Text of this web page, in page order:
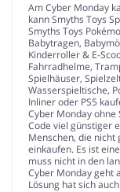
Am Cyber Monday
kann Smyths Toys
Smyths Toys
Babytragen,
Kinderroller & E-
Fahrradhelme,
Spielhäuser,
Wasserspieltische,
Inliner oder PS5
Cyber Monday ohne
Code viel günstiger
Menschen, die nicht
einkaufen. Es ist
muss nicht in den
Cyber Monday geht
Lösung hat sich